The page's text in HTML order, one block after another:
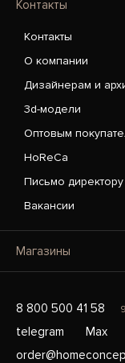
Контакты
Контакты
О компании
Дизайнерам и
3d-модели
Оптовым
HoReCa
Письмо директору
Вакансии
Магазины
8 800 500 41 58
telegram
Max